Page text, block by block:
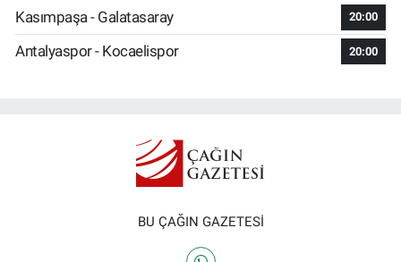
Kasımpaşa - Galatasaray 20:00
Antalyaspor - Kocaelispor 20:00
BU ÇAĞIN GAZETESİ